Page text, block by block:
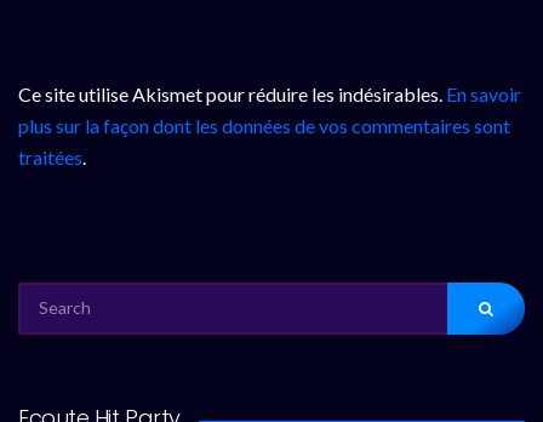
Ce site utilise Akismet pour réduire les indésirables. En savoir
plus sur la façon dont les données de vos commentaires sont
traitées.
FOR: